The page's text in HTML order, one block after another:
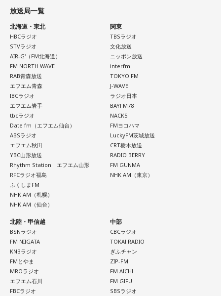
開催日：2026年10月17日（土）
開催時間：14:00スタート（集合時間：13:45）
開催店舗：タワーレコード新宿店 9Fイベントスペース
※詳細は公式サイトをご確認ください
＜リリース情報＞
アルバム「無敵」
発売日：2026年10月14日（水）
仕様：CD
レーベル：ヤマハミュージックコミュニケーションズ
＜収録曲＞
01. Twilight Run
02. SO-DAYONE !
03. Cobalt Express
05. Paris-Nice
06. Journey To Aurora
07. Last Train To Summer
08. Black Ice
09. TANBI（耽美）
10.TanTan
KING OF ROOKIE / 佐久間龍星 / TheΣ / 札幌某所 / THE
HAMIDA SHE'S / the bercedes menz / さらさ (Band Set) /
三四少女 / She Side Ship / Jene / chef's / Ciely / シトナユイ
/ 至福ぽんちょ / SYAYOS / 13.3g / Jonah / 杉本ラララ / 鈴木
実貴子ズ / スパノヴァ特急 / speel plaats / 3markets[ ] / セ
カンドバッカー / セブンス・ベガ / Chimothy→ / ちゃくら /
チョーキューメイ / D’ypcys / Tyrkouaz / テレビ大陸音頭 /
Togoz / tonerico / ドミノンストップ / 中島寂 / ニューアヤカ
/ NEK! / ネ★ナイト / Bye-Bye-Handの方程式 / Pastel Tang
Club / パスピエ / harha / HALLEY / Hello Hello / Be my Girl
/ ピストン少女 / HIKKA / 秘めごと / ひゅ〜どろん / POOLS /
FUJIBASE / BLACK BERRY TIMES / a frankenlouie / ブラン
デー戦記 / フリージアン / Voice Connect / the Po / bokula. /
PompadollS / Massclub / まつむら かなう / 丸山純奈 / ミー
マイナー / MisiiN / 皆川溺集合体 / mibuki / muk / Maverick
ドロシー / 808 / yummy'g / 『ユイカ』 / 夕方と猫 / YU’S
(ex.YUTORI-SEDAI) / yutori / 揺らいで凪 / 「夜と同時に、動
き出す。」 / Rip van cats / RIP DISHONOR / リュベンス /
Re.ripe / ルイ / ろぜっと° / wapiti
10/11(日) 出演
徹底調査！ 8月19日発売の68thシングル『好きish』について
選抜メンバー・新井彩永が曲の聴きどころ、すでに再生回数
が700万回を超えたMVの内容について語るほか、行天優莉奈
が参加しているカップリング曲『渦の巻き方』についても詳
しく伺います。行天優莉奈が今年3月まで活動していた
「KLP48」時代のエピソードも大公開！ このほか、9月26日
（土）・27日（日）にKアリーナ横浜で開催される「THREE
CONCEPTS LIVE」の詳細情報などAKB48情報満載の30分で
す！
解説は、日本経済新聞客員編集委員の鈴木亮、進行はフリー
アナウンサーの栗林さみ。
放送局一覧
北海道・東北
HBCラジオ
STVラジオ
AIR-G'（FM北海道）
FM NORTH WAVE
RAB青森放送
エフエム青森
IBCラジオ
エフエム岩手
tbcラジオ
Date fm（エフエム仙台）
ABSラジオ
エフエム秋田
YBC山形放送
Rhythm Station エフエム山形
RFCラジオ福島
ふくしまFM
NHK AM（札幌）
NHK AM（仙台）
関東
TBSラジオ
文化放送
ニッポン放送
interfm
TOKYO FM
J-WAVE
ラジオ日本
BAYFM78
NACK5
FMヨコハマ
LuckyFM茨城放送
CRT栃木放送
RADIO BERRY
FM GUNMA
NHK AM（東京）
北陸・甲信越
BSNラジオ
FM NIIGATA
KNBラジオ
FMとやま
MROラジオ
エフエム石川
FBCラジオ
中部
CBCラジオ
TOKAI RADIO
ぎふチャン
ZIP-FM
FM AICHI
FM GIFU
SBSラジオ